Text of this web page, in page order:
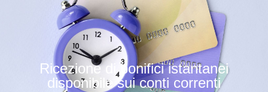
Ricezione di bonifici istantanei
disponibile sui conti correnti